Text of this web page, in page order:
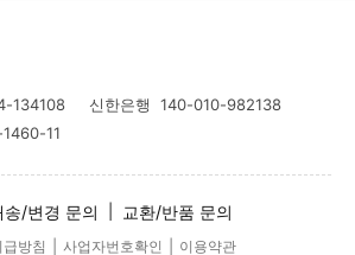
134108 신한은행 140-010-982138
11
/변경 문의 교환/반품 문의
방침 사업자번호확인 이용약관